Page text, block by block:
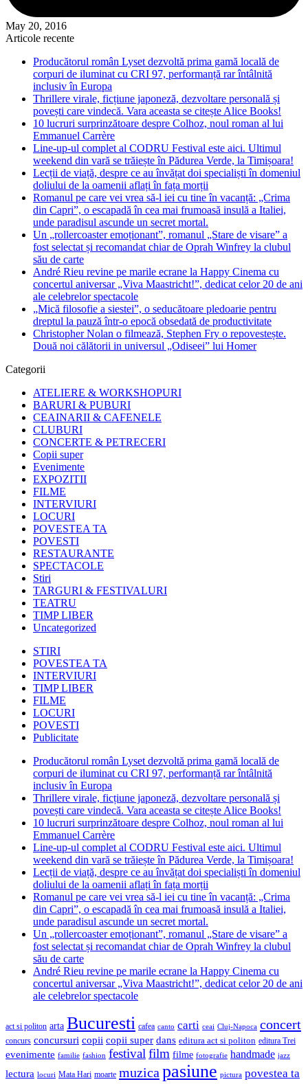
May 20, 2016
Articole recente
Producătorul român Lyset dezvoltă prima gamă locală de
corpuri de iluminat cu CRI 97, performanță rar întâlnită
inclusiv în Europa
Thrillere virale, ficțiune japoneză, dezvoltare personală și
povești care vindecă. Vara aceasta se citește Alice Books!
10 lucruri surprinzătoare despre Colhoz, noul roman al lui
Emmanuel Carrère
Line-up-ul complet al CODRU Festival este aici. Ultimul
weekend din vară se trăiește în Pădurea Verde, la Timișoara!
Lecții de viață, despre ce au învățat doi specialiști în domeniul
doliului de la oamenii aflați în fața morții
Romanul pe care vei vrea să-l iei cu tine în vacanță: „Crima
din Capri”, o escapadă în cea mai frumoasă insulă a Italiei,
unde paradisul ascunde un secret mortal.
Un „rollercoaster emoționant”, romanul „Stare de visare” a
fost selectat și recomandat chiar de Oprah Winfrey la clubul
său de carte
André Rieu revine pe marile ecrane la Happy Cinema cu
concertul aniversar „Viva Maastricht!”, dedicat celor 20 de ani
ale celebrelor spectacole
„Mică filosofie a siestei”, o seducătoare pledoarie pentru
dreptul la pauză într-o epocă obsedată de productivitate
Christopher Nolan o filmează, Stephen Fry o repovestește.
Două noi călătorii in universul „Odiseei” lui Homer
Categorii
ATELIERE & WORKSHOPURI
BARURI & PUBURI
CEAINARII & CAFENELE
CLUBURI
CONCERTE & PETRECERI
Copii super
Evenimente
EXPOZITII
FILME
INTERVIURI
LOCURI
POVESTEA TA
POVESTI
RESTAURANTE
SPECTACOLE
Stiri
TARGURI & FESTIVALURI
TEATRU
TIMP LIBER
Uncategorized
STIRI
POVESTEA TA
INTERVIURI
TIMP LIBER
FILME
LOCURI
POVESTI
Publicitate
Producătorul român Lyset dezvoltă prima gamă locală de
corpuri de iluminat cu CRI 97, performanță rar întâlnită
inclusiv în Europa
Thrillere virale, ficțiune japoneză, dezvoltare personală și
povești care vindecă. Vara aceasta se citește Alice Books!
10 lucruri surprinzătoare despre Colhoz, noul roman al lui
Emmanuel Carrère
Line-up-ul complet al CODRU Festival este aici. Ultimul
weekend din vară se trăiește în Pădurea Verde, la Timișoara!
Lecții de viață, despre ce au învățat doi specialiști în domeniul
doliului de la oamenii aflați în fața morții
Romanul pe care vei vrea să-l iei cu tine în vacanță: „Crima
din Capri”, o escapadă în cea mai frumoasă insulă a Italiei,
unde paradisul ascunde un secret mortal.
Un „rollercoaster emoționant”, romanul „Stare de visare” a
fost selectat și recomandat chiar de Oprah Winfrey la clubul
său de carte
André Rieu revine pe marile ecrane la Happy Cinema cu
concertul aniversar „Viva Maastricht!”, dedicat celor 20 de ani
ale celebrelor spectacole
act si politon arta Bucuresti cafea canto carti ceai Cluj-Napoca concert
concurs concursuri copii copii super dans editura act si politon editura Trei
evenimente familie fashion festivalfilm filme fotografie handmade jazz
lectura locuri Mata Hari moarte muzica pasiune pictura povestea ta